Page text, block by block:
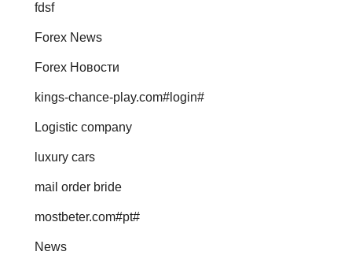
fdsf
Forex News
Forex Новости
kings-chance-play.com#login#
Logistic company
luxury cars
mail order bride
mostbeter.com#pt#
News